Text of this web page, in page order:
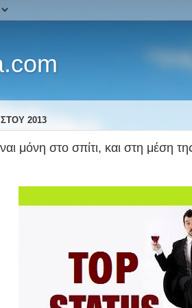
2013
μόνη στο σπίτι, και στη μέση